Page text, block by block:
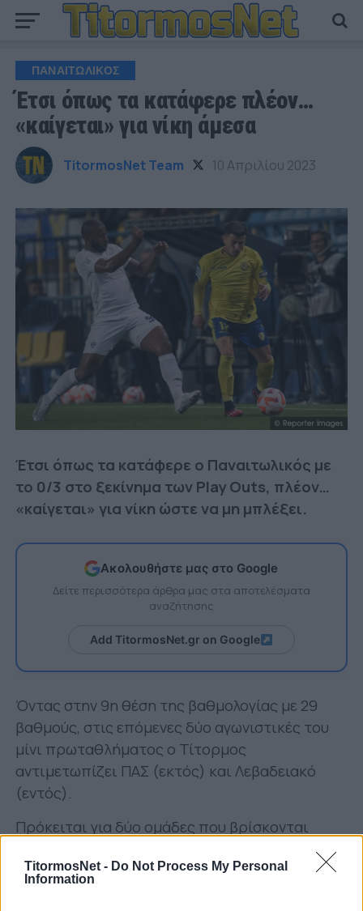
TitormosNet - Do Not Process My Personal
Information
ΠΑΝΑΙΤΩΛΙΚΟΣ
Έτσι όπως τα κατάφερε πλέον…
«καίγεται» για νίκη άμεσα
TitormosNet Team 10 Απριλίου 2023
Έτσι όπως τα κατάφερε ο Παναιτωλικός με
το 0/3 στο ξεκίνημα των Play Outs, πλέον…
«καίγεται» για νίκη ώστε να μη μπλέξει.
Ακολουθήστε μας στο Google
Δείτε περισσότερα άρθρα μας στα αποτελέσματα
αναζήτησης
Add TitormosNet.gr on Google
Όντας στην 9η θέση της βαθμολογίας με 29
βαθμούς, στις επόμενες δύο αγωνιστικές του
μίνι πρωταθλήματος ο Τίτορμος
αντιμετωπίζει ΠΑΣ (εκτός) και Λεβαδειακό
(εντός).
Πρόκειται για δύο ομάδες που βρίσκονται
αντιμέτωπες με το φάσμα του υποβιβασμού,
επομένως το κίνητρο είναι υψηλό.